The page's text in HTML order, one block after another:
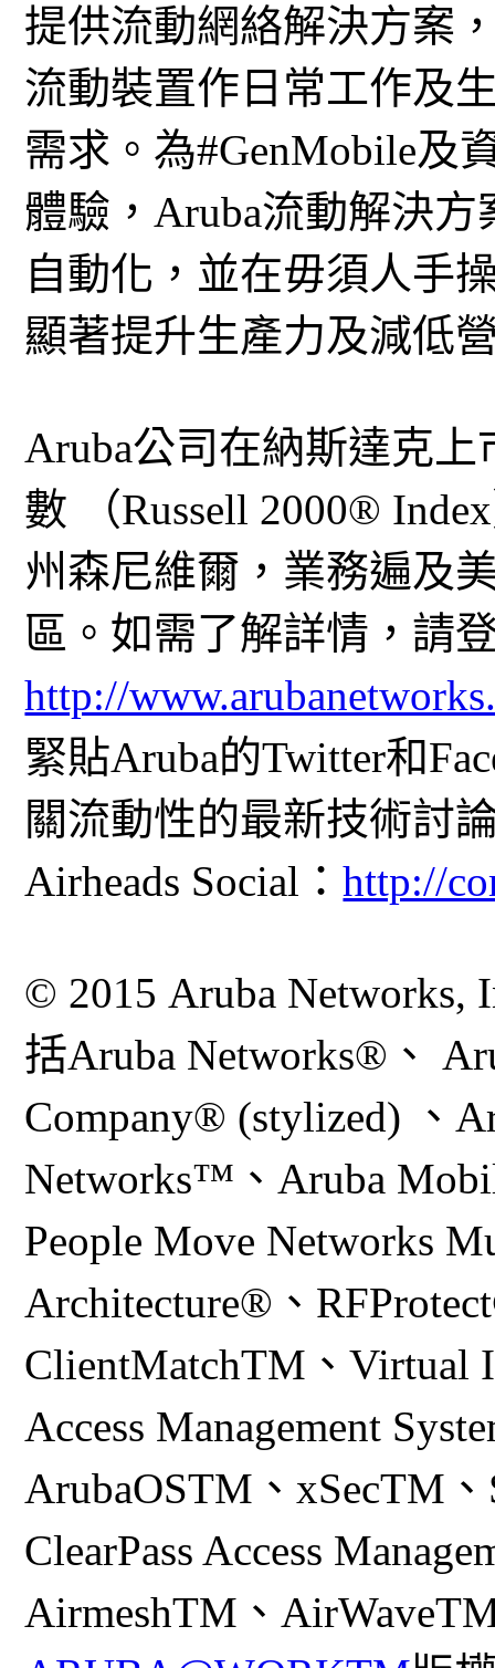
提供流動網絡解決方案
流動裝置作日常工作及
需求。為#GenMobile及
體驗，Aruba流動解決
自動化，並在毋須人手
顯著提升生產力及減低
Aruba公司在納斯達克
數 （Russell 2000®
州森尼維爾，業務遍及
區。如需了解詳情，請
http://
緊貼Aruba的Twitter和
關流動性的最新技術討
Airheads Social：http://
© 2015 Aruba Networks,
括Aruba Networks®、
Company® (stylized) 、
Networks™、Aruba
People Move Networks
Architecture®、
ClientMatchTM、Virtual
Access Management
ArubaOSTM、xSecTM
ClearPass Access
AirmeshTM、